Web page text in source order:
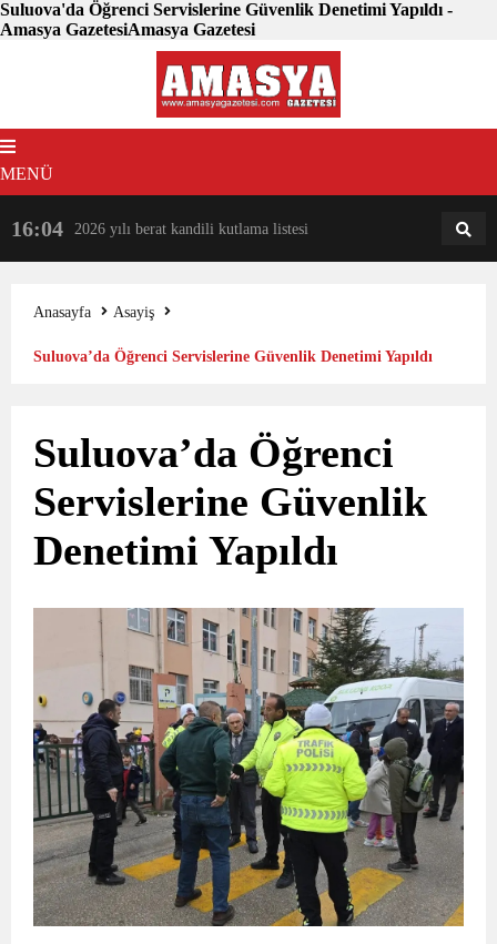
Suluova'da Öğrenci Servislerine Güvenlik Denetimi Yapıldı -
Amasya GazetesiAmasya Gazetesi
MENÜ
16:04 2026 yılı berat kandili kutlama listesi 18:31
Anasayfa
Asayiş
Suluova’da Öğrenci Servislerine Güvenlik Denetimi Yapıldı
Suluova’da Öğrenci
Servislerine Güvenlik
Denetimi Yapıldı